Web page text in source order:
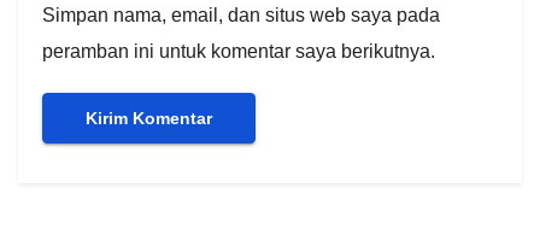
Simpan nama, email, dan situs web saya pada
peramban ini untuk komentar saya berikutnya.